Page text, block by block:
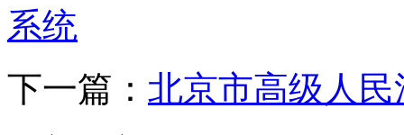
系统
下一篇： 北京市高级人